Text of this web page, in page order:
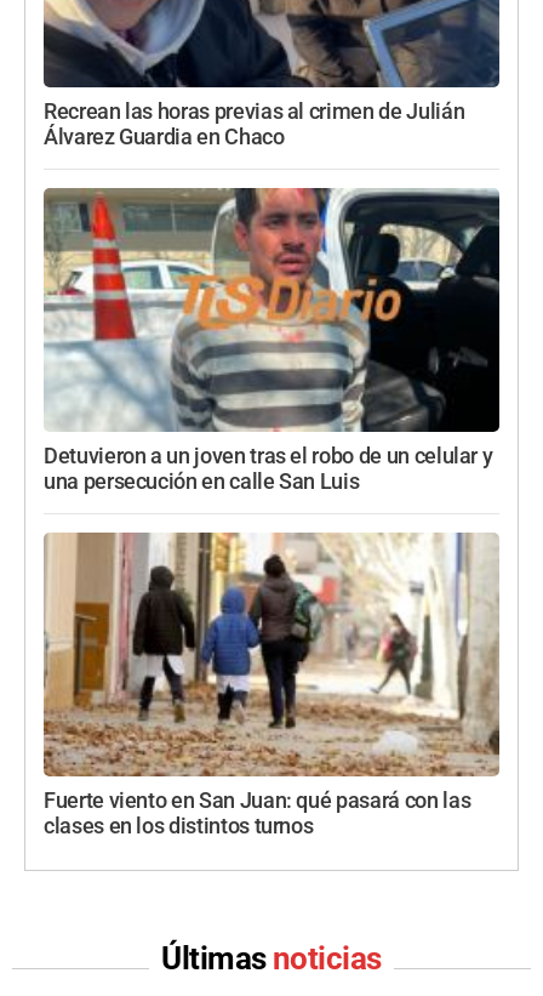
Recrean las horas previas al crimen de Julián
Álvarez Guardia en Chaco
Detuvieron a un joven tras el robo de un celular y
una persecución en calle San Luis
Fuerte viento en San Juan: qué pasará con las
clases en los distintos turnos
Últimas noticias